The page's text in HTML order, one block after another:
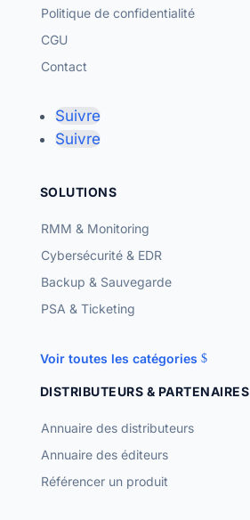
Politique de confidentialité
CGU
Contact
Suivre
Suivre
SOLUTIONS
RMM & Monitoring
Cybersécurité & EDR
Backup & Sauvegarde
PSA & Ticketing
Voir toutes les catégories
DISTRIBUTEURS & PARTENAIRES
Annuaire des distributeurs
Annuaire des éditeurs
Référencer un produit